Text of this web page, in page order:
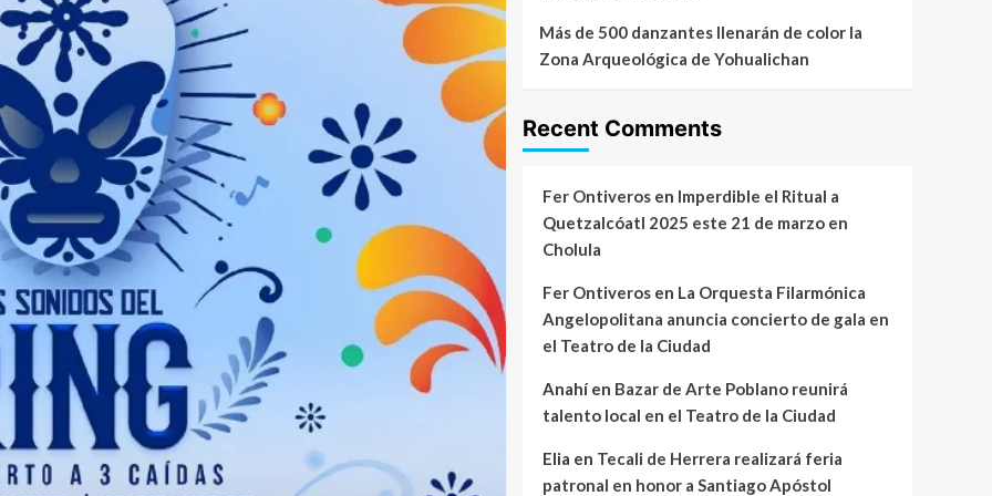
Más de 500 danzantes llenarán de color la
Zona Arqueológica de Yohualichan
Recent Comments
Fer Ontiverosen Imperdible el Ritual a
Quetzalcóatl 2025 este 21 de marzo en
Cholula
Fer Ontiverosen La Orquesta Filarmónica
Angelopolitana anuncia concierto de gala en
el Teatro de la Ciudad
Anahíen Bazar de Arte Poblano reunirá
talento local en el Teatro de la Ciudad
Elia en Tecali de Herrera realizará feria
patronal en honor a Santiago Apóstol